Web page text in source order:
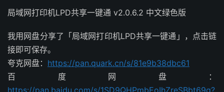
局域网打印机LPD共享一键通 v2.0.6.2 中文绿色版
我用网盘分享了「局域网打印机LPD共享一键通」，点击链
接即可保存。
夸克网盘： https://pan.quark.cn/s/81e9b38dbc61
百度网盘：
https://pan.baidu.com/s/1SD9QHPmbEoIhZreSBbt69g?